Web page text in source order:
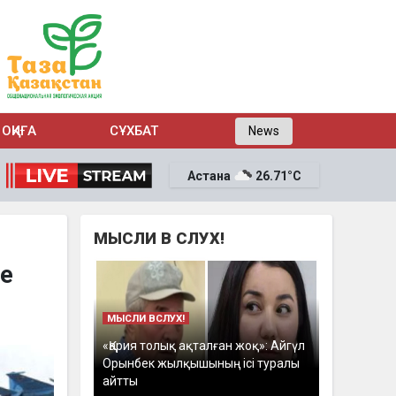
ОҚИҒА СҰХБАТ News
Астана 26.71°C
МЫСЛИ В СЛУХ!
МЫСЛИ ВСЛУХ!
«Қария толық ақталған жоқ»: Айгүл
Орынбек жылқышының ісі туралы
айтты